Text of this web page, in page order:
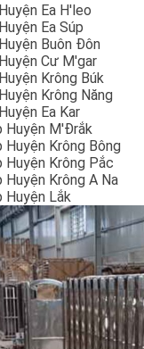
Ea H'leo
Ea Súp
Buôn Đôn
Cư M'gar
Krông Búk
Krông Năng
Ea Kar
Huyện M'Đrắk
Huyện Krông Bông
Huyện Krông Pắc
Huyện Krông A Na
Huyện Lắk